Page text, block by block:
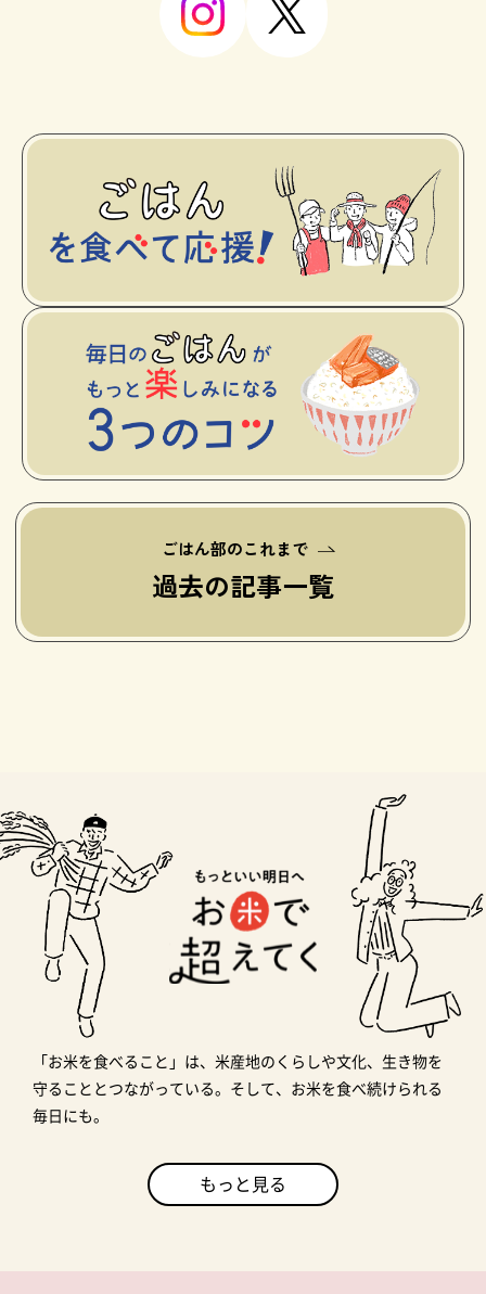
ごはん部のこれまで
過去の記事一覧
「お米を食べること」は、米産地のくらしや文化、生き物を
守ることとつながっている。そして、お米を食べ続けられる
毎日にも。
もっと見る